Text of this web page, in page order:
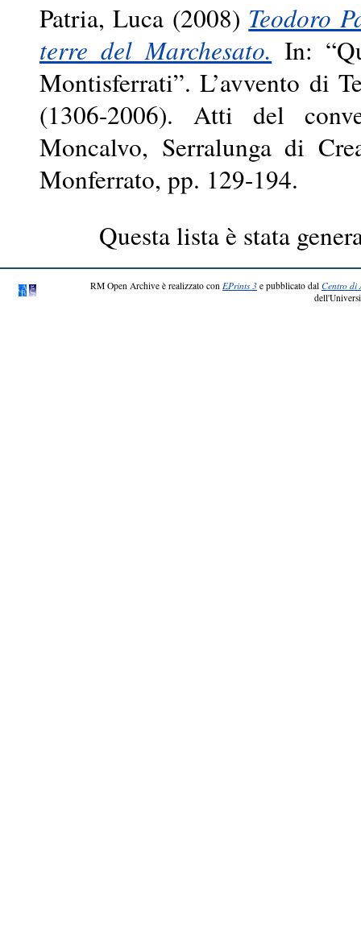
Patria, Luca (2008) Teodoro
terre del Marchesato. In:
Montisferrati”. L’avvento di
(1306-2006). Atti del
Moncalvo, Serralunga di
Monferrato, pp. 129-194.
Questa lista è stata
RM Open Archive è realizzato con EPrints 3 e pubblicato dal Centro di